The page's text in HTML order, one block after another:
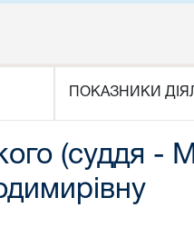
ПОКАЗНИКИ
(суддя -